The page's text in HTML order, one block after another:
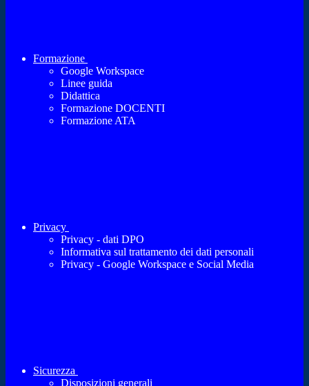
Formazione
Google Workspace
Linee guida
Didattica
Formazione DOCENTI
Formazione ATA
Privacy
Privacy - dati DPO
Informativa sul trattamento dei dati personali
Privacy - Google Workspace e Social Media
Sicurezza
Disposizioni generali